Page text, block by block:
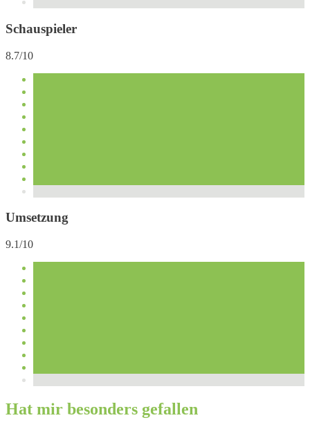
Schauspieler
8.7/10
Umsetzung
9.1/10
Hat mir besonders gefallen